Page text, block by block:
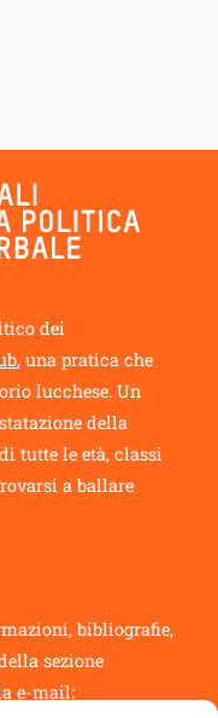
dei
, una pratica che
lucchese. Un
della
tutte le età, classi
a ballare
bibliografie,
sezione
e-mail: